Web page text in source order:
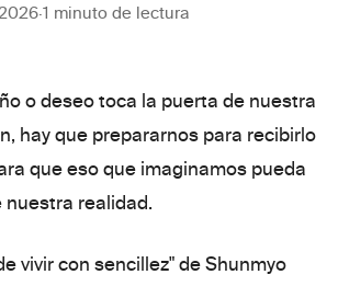
·1 minuto de lectura
o deseo toca la puerta de nuestra
hay que prepararnos para recibirlo
que eso que imaginamos pueda
realidad.
vivir con sencillez" de Shunmyo